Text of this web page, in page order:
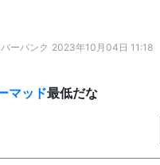
ーパンク 2023年10月04日 11:18
マッド最低だな